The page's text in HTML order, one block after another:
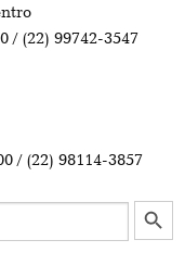
/ (22) 99742-3547
/ (22) 98114-3857
Search Button